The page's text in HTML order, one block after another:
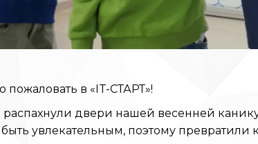
пожаловать в «IT-СТАРТ»!
распахнули двери нашей весенней
увлекательным, поэтому